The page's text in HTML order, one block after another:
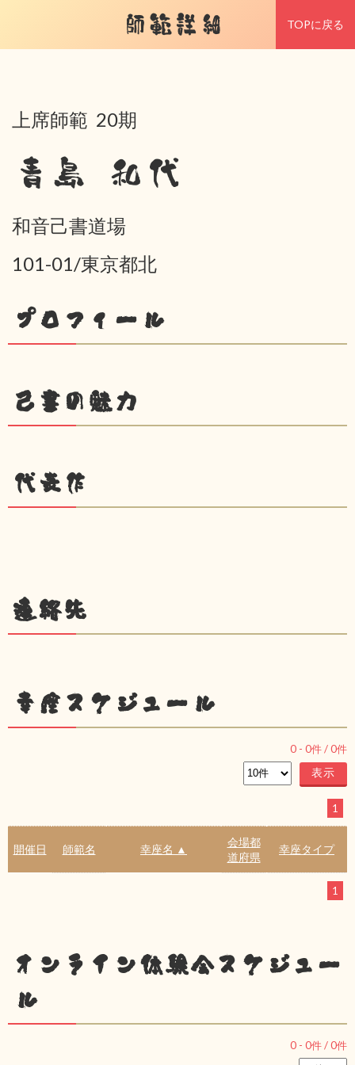
師範詳細 TOPに戻る
上席師範 20期
青島 和代
和音己書道場
101-01/東京都北
プロフィール
己書の魅力
代表作
連絡先
幸座スケジュール
0 - 0件 /0件
1
開催日 師範名 幸座名 ▲
会場都
道府県
幸座タイプ
1
オンライン体験会スケジュー
ル
0 - 0件 /0件